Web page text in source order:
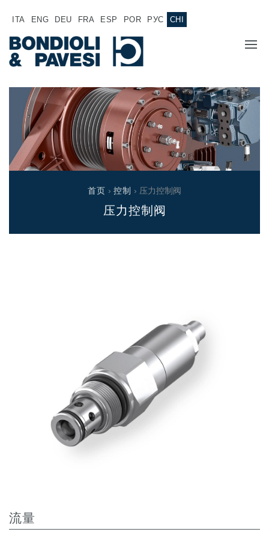
ITA ENG DEU FRA ESP POR РУС CHI
主页
产品
应用
动力传输
万向传动轴
特殊应用齿轮变速箱
专为 Bondioli & Pavesi 制造 的内齿轮油泵和滚切式马达
液压集成回路
方向控制阀
过滤阀
热交换
首页 › 控制 › 压力控制阀
压力控制阀
流量